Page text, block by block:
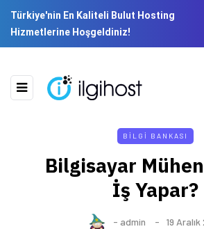
Türkiye'nin En Kaliteli Bulut Hosting
Hizmetlerine Hoşgeldiniz!
BILGI BANKASI
Bilgisayar
İş Yapar?
- admin 19